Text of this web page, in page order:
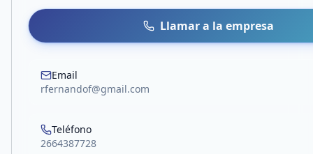
Llamar a la empresa
Email
rfernandof@gmail.com
Teléfono
2664387728